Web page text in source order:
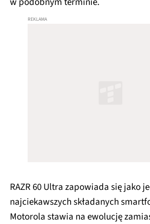
RAZR 60 Ultra zapowiada się jako
najciekawszych składanych
Motorola stawia na ewolucję